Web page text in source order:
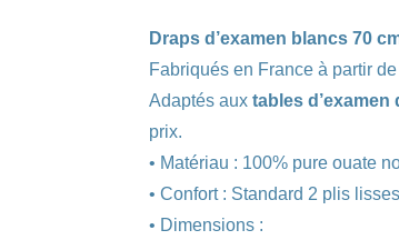
Draps d’examen blancs 70
Fabriqués en France à partir
Adaptés auxtables
prix.
• Matériau : 100% pure ouate
• Confort : Standard 2 plis
• Dimensions :